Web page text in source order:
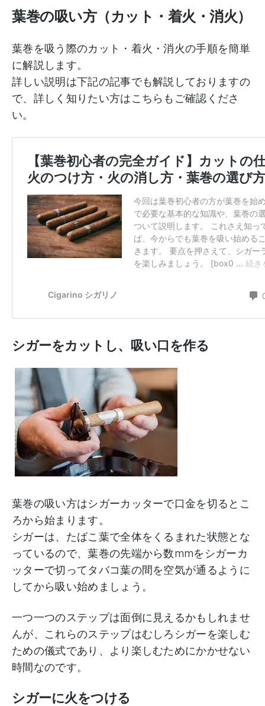
葉巻の吸い方（カット・着火・消火）
葉巻を吸う際のカット・着火・消火の手順を簡単
に解説します。
詳しい説明は下記の記事でも解説しておりますの
で、詳しく知りたい方はこちらもご確認くださ
い。
シガーをカットし、吸い口を作る
葉巻の吸い方はシガーカッターで口金を切るとこ
ろから始まります。
シガーは、たばこ葉で全体をくるまれた状態とな
っているので、葉巻の先端から数mmをシガーカ
ッターで切ってタバコ葉の間を空気が通るように
してから吸い始めましょう。
一つ一つのステップは面倒に見えるかもしれませ
んが、これらのステップはむしろシガーを楽しむ
ための儀式であり、より楽しむためにかかせない
時間なのです。
シガーに火をつける